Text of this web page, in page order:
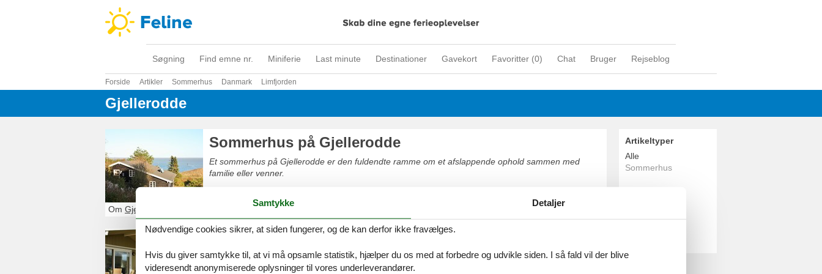
Søgning Find emne nr. Miniferie Last minute Destinationer Gavekort Favoritter (0) Chat Bruger Rejseblog
Forside Artikler Sommerhus Danmark Limfjorden
Gjellerodde
Sommerhus på Gjellerodde
Et sommerhus på Gjellerodde er den fuldendte ramme om et afslappende ophold sammen med
familie eller venner.
Om Gjellerodde
Et sommerhus udlejes Gjellerodde er den fuldendte ramme om et afslappende ophold sammen med
Artikeltyper
Alle
Sommerhus
Danmark
Samtykke Detaljer
Nødvendige cookies sikrer, at siden fungerer, og de kan derfor ikke fravælges.
Hvis du giver samtykke til, at vi må opsamle statistik, hjælper du os med at forbedre og udvikle siden. I så fald vil der blive
videresendt anonymiserede oplysninger til vores underleverandører.